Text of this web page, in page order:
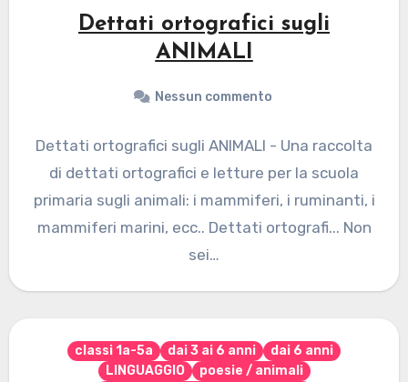
Dettati ortografici sugli
ANIMALI
Nessun commento
Dettati ortografici sugli ANIMALI - Una raccolta
di dettati ortografici e letture per la scuola
primaria sugli animali: i mammiferi, i ruminanti, i
mammiferi marini, ecc.. Dettati ortografi... Non
sei…
classi 1a-5a dai 3 ai 6 anni
dai 6 anni
LINGUAGGIO
poesie / animali